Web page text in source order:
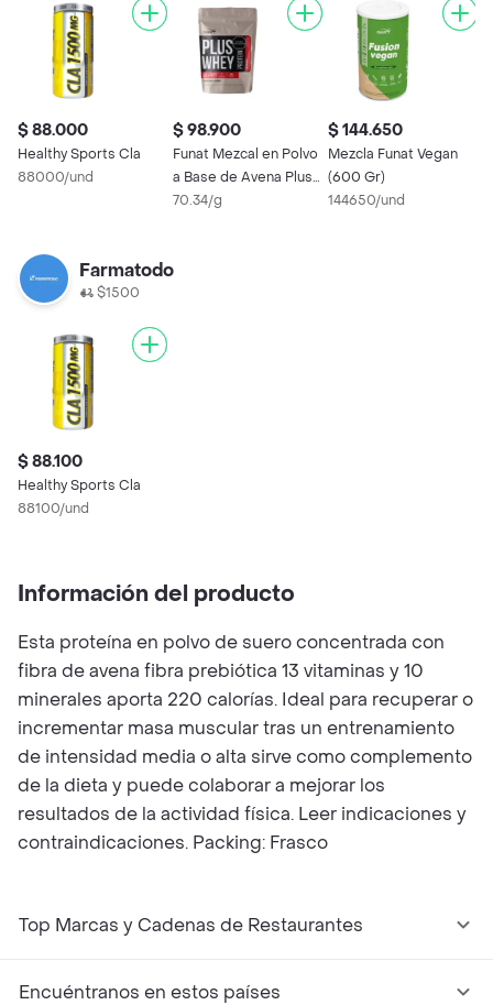
$ 88.000
Healthy Sports Cla
88000/und
$ 98.900
Funat Mezcal en Polvo
a Base de Avena Plus
Whey Sabor Vainilla
70.34/g
$ 144.650
Mezcla Funat Vegan
(600 Gr)
144650/und
Farmatodo
$1500
$ 88.100
Healthy Sports Cla
88100/und
Información del producto
Esta proteína en polvo de suero concentrada con
fibra de avena fibra prebiótica 13 vitaminas y 10
minerales aporta 220 calorías. Ideal para recuperar o
incrementar masa muscular tras un entrenamiento
de intensidad media o alta sirve como complemento
de la dieta y puede colaborar a mejorar los
resultados de la actividad física. Leer indicaciones y
contraindicaciones. Packing: Frasco
Top Marcas y Cadenas de Restaurantes
Encuéntranos en estos países